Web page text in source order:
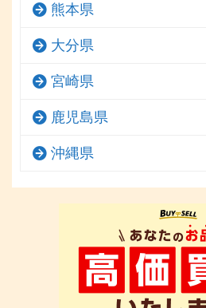
熊本県
大分県
宮崎県
鹿児島県
沖縄県